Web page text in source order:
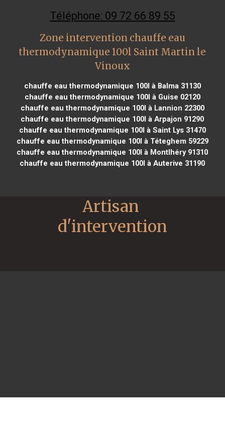
Téléphone: 09 72 66 89 55
Zone intervention chauffe eau
thermodynamique 100l Saint Martin le
Vinoux
chauffe eau thermodynamique 100l à Balma 31130
chauffe eau thermodynamique 100l à Guise 02120
chauffe eau thermodynamique 100l à Lannion 22300
chauffe eau thermodynamique 100l à Arpajon 91290
chauffe eau thermodynamique 100l à Saint Lys 31470
chauffe eau thermodynamique 100l à Téteghem 59229
chauffe eau thermodynamique 100l à Montlhéry 91310
chauffe eau thermodynamique 100l à Auterive 31190
Artisan
d'intervention